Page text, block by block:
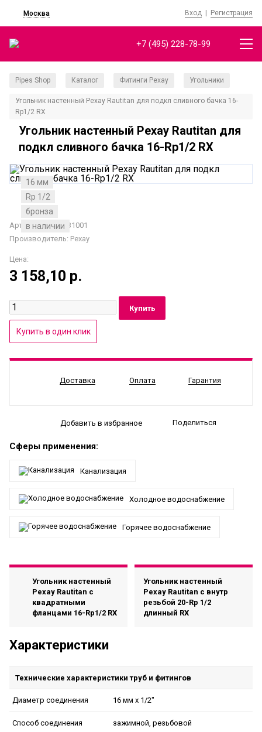
Москва Вход | Регистрация
+7 (495) 228-78-99
Pipes Shop Каталог Фитинги Рехау Угольники
Угольник настенный Рехау Rautitan для подкл сливного бачка 16-
Rp1/2 RX
Угольник настенный Рехау Rautitan для
подкл сливного бачка 16-Rp1/2 RX
16 мм
Rp 1/2
бронза
в наличии
Артикул: 14563731001
Производитель: Рехау
Цена:
3 158,10 р.
Доставка Оплата Гарантия
Добавить в избранное Поделиться
Сферы применения:
Канализация
Холодное водоснабжение
Горячее водоснабжение
Угольник настенный
Рехау Rautitan с
квадратными
фланцами 16-Rp1/2 RX
Угольник настенный
Рехау Rautitan с внутр
резьбой 20-Rp 1/2
длинный RX
Характеристики
Технические характеристики труб и фитингов
Диаметр соединения 16 мм x 1/2"
Способ соединения зажимной, резьбовой